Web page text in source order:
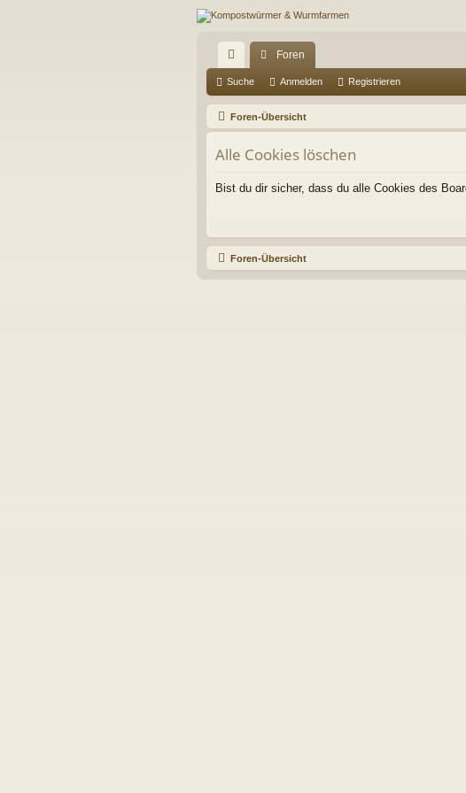
ch
ne
llz
ug
riff
Foren
Suche Anmelden Registrieren
Foren-Übersicht
Alle Cookies löschen
Bist du dir sicher, dass du alle Cookies des
Foren-Übersicht